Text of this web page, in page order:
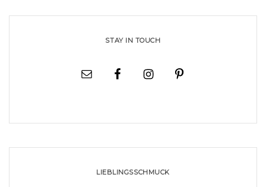
STAY IN TOUCH
LIEBLINGSSCHMUCK